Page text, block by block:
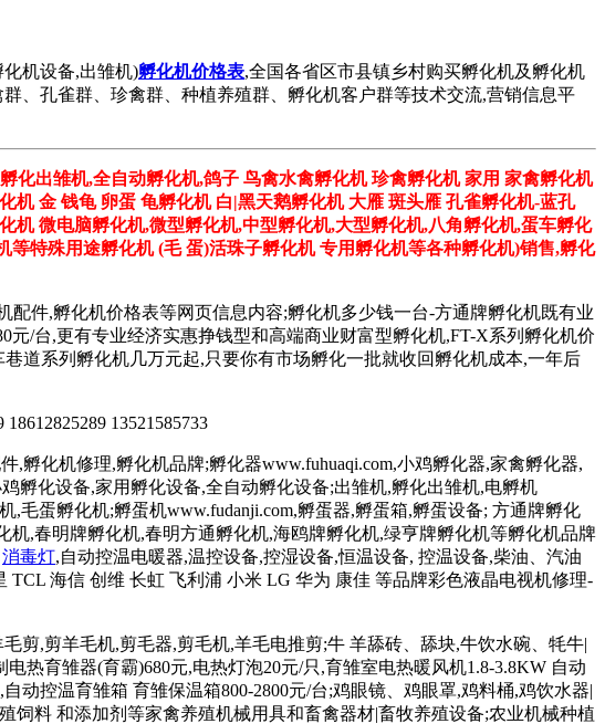
机设备,出雏机)孵化机价格表,全国各省区市县镇乡村购买孵化机及孵化机
、孔雀群、珍禽群、种植养殖群、孵化机客户群等技术交流,营销信息平
化出雏机,全自动孵化机,鸽子 鸟禽水禽孵化机 珍禽孵化机 家用 家禽孵化机
金 钱龟 卵蛋 龟孵化机 白|黑天鹅孵化机 大雁 斑头雁 孔雀孵化机-蓝孔
微电脑孵化机,微型孵化机,中型孵化机,大型孵化机,八角孵化机,蛋车孵化
特殊用途孵化机 (毛 蛋)活珠子孵化机 专用孵化机等各种孵化机)销售,孵化
件,孵化机价格表等网页信息内容;孵化机多少钱一台-方通牌孵化机既有业
元/台,更有专业经济实惠挣钱型和高端商业财富型孵化机,FT-X系列孵化机价
道系列孵化机几万元起,只要你有市场孵化一批就收回孵化机成本,一年后
13521585733
孵化机修理,孵化机品牌;孵化器www.fuhuaqi.com,小鸡孵化器,家禽孵化器,
孵化设备,家用孵化设备,全自动孵化设备;出雏机,孵化出雏机,电孵机
,毛蛋孵化机;孵蛋机www.fudanji.com,孵蛋器,孵蛋箱,孵蛋设备; 方通牌孵化
,春明牌孵化机,春明方通孵化机,海鸥牌孵化机,绿亨牌孵化机等孵化机品牌
消毒灯,自动控温电暖器,温控设备,控湿设备,恒温设备, 控温设备,柴油、汽油
海信 创维 长虹 飞利浦 小米 LG 华为 康佳 等品牌彩色液晶电视机修理-
剪,剪羊毛机,剪毛器,剪毛机,羊毛电推剪;牛 羊舔砖、舔块,牛饮水碗、牦牛|
热育雏器(育霸)680元,电热灯泡20元/只,育雏室电热暖风机1.8-3.8KW 自动
动控温育雏箱 育雏保温箱800-2800元/台;鸡眼镜、鸡眼罩,鸡料桶,鸡饮水器|
饲料 和添加剂等家禽养殖机械用具和畜禽器材|畜牧养殖设备;农业机械种植